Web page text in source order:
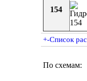
154
+-Список
По схемам: